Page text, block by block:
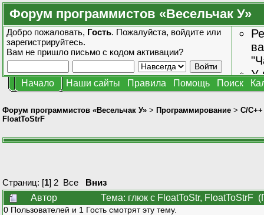
Форум программистов «Весельчак У»
Добро пожаловать, Гость. Пожалуйста, войдите или
зарегистрируйтесь.
Вам не пришло письмо с кодом активации?
У
Начало Наши сайты Правила Помощь Поиск
Форум программистов «Весельчак У» > Программирование > C/C++
FloatToStrF
Страниц: [1] 2 Все
Вниз
Автор
Тема: глюк с FloatToStr, FloatToStrF
0 Пользователей и 1 Гость смотрят эту тему.